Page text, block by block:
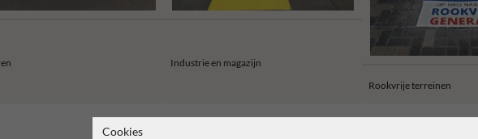
Industrie en magazijn
Rookvrije terreinen
Cookies